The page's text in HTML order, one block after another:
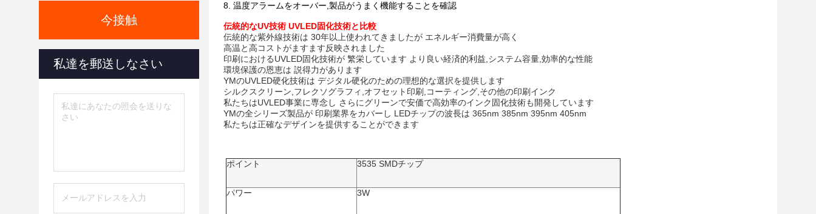
今接触
私達を郵送しなさい
8. 温度アラームをオーバー,製品がうまく機能することを確認
伝統的なUV技術 UVLED固化技術と比較
伝統的な紫外線技術は 30年以上使われてきましたが エネルギー消費量が高く
高温と高コストがますます反映されました
印刷におけるUVLED固化技術が 繁栄しています より良い経済的利益,システム容量,効率的な性能
環境保護の恩恵は 説得力があります
YMのUVLED硬化技術は デジタル硬化のための理想的な選択を提供します
シルクスクリーン,フレクソグラフィ,オフセット印刷,コーティング,その他の印刷インク
私たちはUVLED事業に専念し さらにグリーンで安価で高効率のインク固化技術も開発しています
YMの全シリーズ製品が 印刷業界をカバーし LEDチップの波長は 365nm 385nm 395nm 405nm
私たちは正確なデザインを提供することができます
ポイント 3535 SMDチップ
パワー 3W